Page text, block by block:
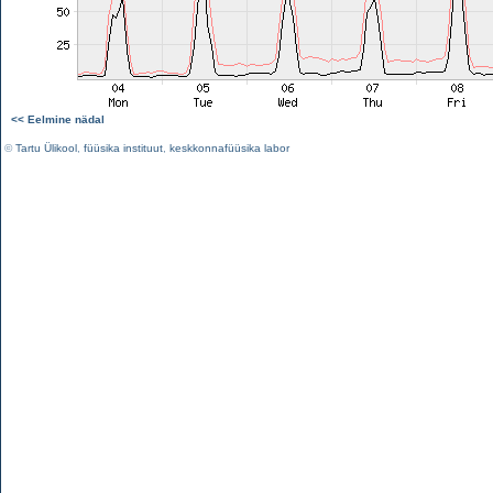
<< Eelmine nädal
©Tartu Ülikool füüsika instituut keskkonnafüüsika labor